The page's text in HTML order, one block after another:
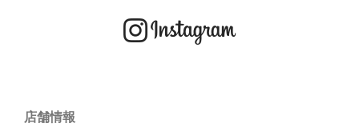
店舗情報